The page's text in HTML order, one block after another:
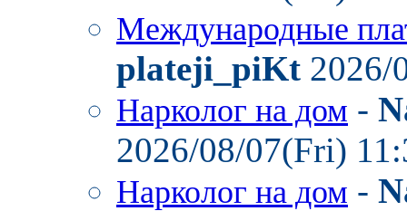
Международные
plateji_piKt 2026/
Нарколог на дом -
2026/08/07(Fri)
Нарколог на дом -